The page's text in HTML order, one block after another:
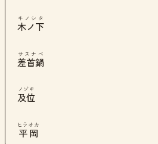
木ノ下
キノシタ
差首鍋
サスナベ
及位
ノゾキ
平岡
ヒラオカ